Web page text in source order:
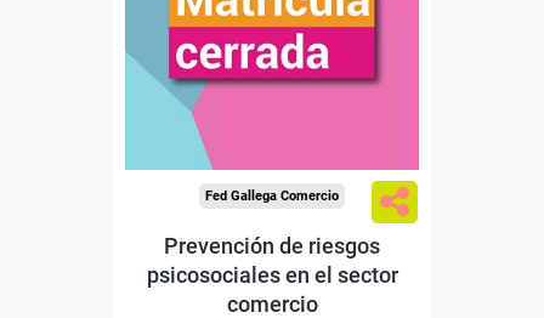
Fed Gallega Comercio
Prevención de riesgos
psicosociales en el sector
comercio